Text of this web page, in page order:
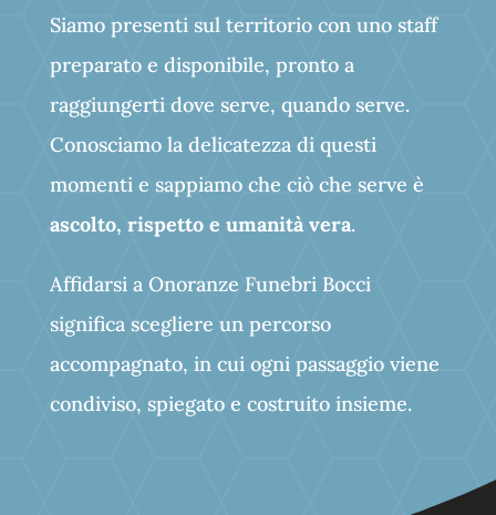
Siamo presenti sul territorio con uno staff
preparato e disponibile, pronto a
raggiungerti dove serve, quando serve.
Conosciamo la delicatezza di questi
momenti e sappiamo che ciò che serve è
ascolto, rispetto e umanità vera.
Affidarsi a Onoranze Funebri Bocci
significa scegliere un percorso
accompagnato, in cui ogni passaggio viene
condiviso, spiegato e costruito insieme.